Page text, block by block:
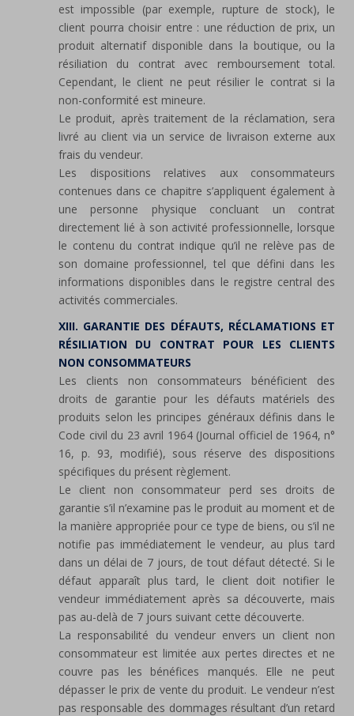
est impossible (par exemple, rupture de stock), le
client pourra choisir entre : une réduction de prix, un
produit alternatif disponible dans la boutique, ou la
résiliation du contrat avec remboursement total.
Cependant, le client ne peut résilier le contrat si la
non-conformité est mineure.
Le produit, après traitement de la réclamation, sera
livré au client via un service de livraison externe aux
frais du vendeur.
Les dispositions relatives aux consommateurs
contenues dans ce chapitre s’appliquent également à
une personne physique concluant un contrat
directement lié à son activité professionnelle, lorsque
le contenu du contrat indique qu’il ne relève pas de
son domaine professionnel, tel que défini dans les
informations disponibles dans le registre central des
activités commerciales.
XIII. GARANTIE DES DÉFAUTS, RÉCLAMATIONS ET
RÉSILIATION DU CONTRAT POUR LES CLIENTS
NON CONSOMMATEURS
Les clients non consommateurs bénéficient des
droits de garantie pour les défauts matériels des
produits selon les principes généraux définis dans le
Code civil du 23 avril 1964 (Journal officiel de 1964, n°
16, p. 93, modifié), sous réserve des dispositions
spécifiques du présent règlement.
Le client non consommateur perd ses droits de
garantie s’il n’examine pas le produit au moment et de
la manière appropriée pour ce type de biens, ou s’il ne
notifie pas immédiatement le vendeur, au plus tard
dans un délai de 7 jours, de tout défaut détecté. Si le
défaut apparaît plus tard, le client doit notifier le
vendeur immédiatement après sa découverte, mais
pas au-delà de 7 jours suivant cette découverte.
La responsabilité du vendeur envers un client non
consommateur est limitée aux pertes directes et ne
couvre pas les bénéfices manqués. Elle ne peut
dépasser le prix de vente du produit. Le vendeur n’est
pas responsable des dommages résultant d’un retard